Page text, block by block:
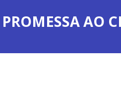
PROMESSA AO